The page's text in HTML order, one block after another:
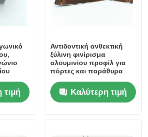
αλουμινίου
από αλουμίνιο
θερμοκηλίδων από αλουμίνιο
τιμή
Αντιδοντική ανθεκτική
ξύλινη φινίρισμα
αλουμινίου προφίλ για
πόρτες και παράθυρα
Καλύτερη τιμή